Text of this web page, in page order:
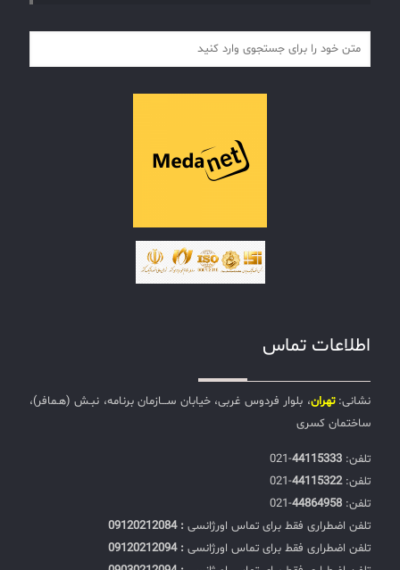
اطلاعات تماس
نشانی:تهران، بلوار فردوس غربی، خیابان ســـازمان برنامه، نبـش (هـمافر)،
ساختمان کسری
تلفن:‌ 44115333
-021
تلفن:‌44115322
-021
تلفن:‌ 44864958
-021
تلفن اضطراری فقط برای تماس اورژانسی : 09120212084
تلفن اضطراری فقط برای تماس اورژانسی : 09120212094